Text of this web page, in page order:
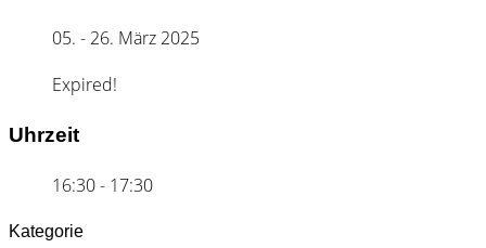
05. - 26. März 2025
Expired!
Uhrzeit
16:30 - 17:30
Kategorie